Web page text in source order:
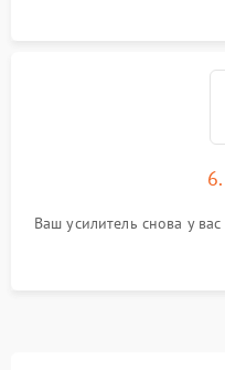
Ваш усилитель снова у